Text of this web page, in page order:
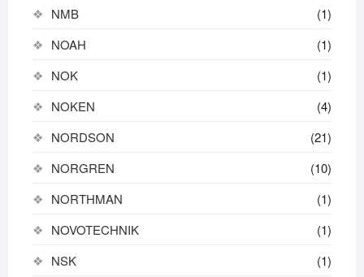
NMB
(1)
NOAH
(1)
NOK
(1)
NOKEN
(4)
NORDSON
(21)
NORGREN
(10)
NORTHMAN
(1)
NOVOTECHNIK
(1)
NSK
(1)